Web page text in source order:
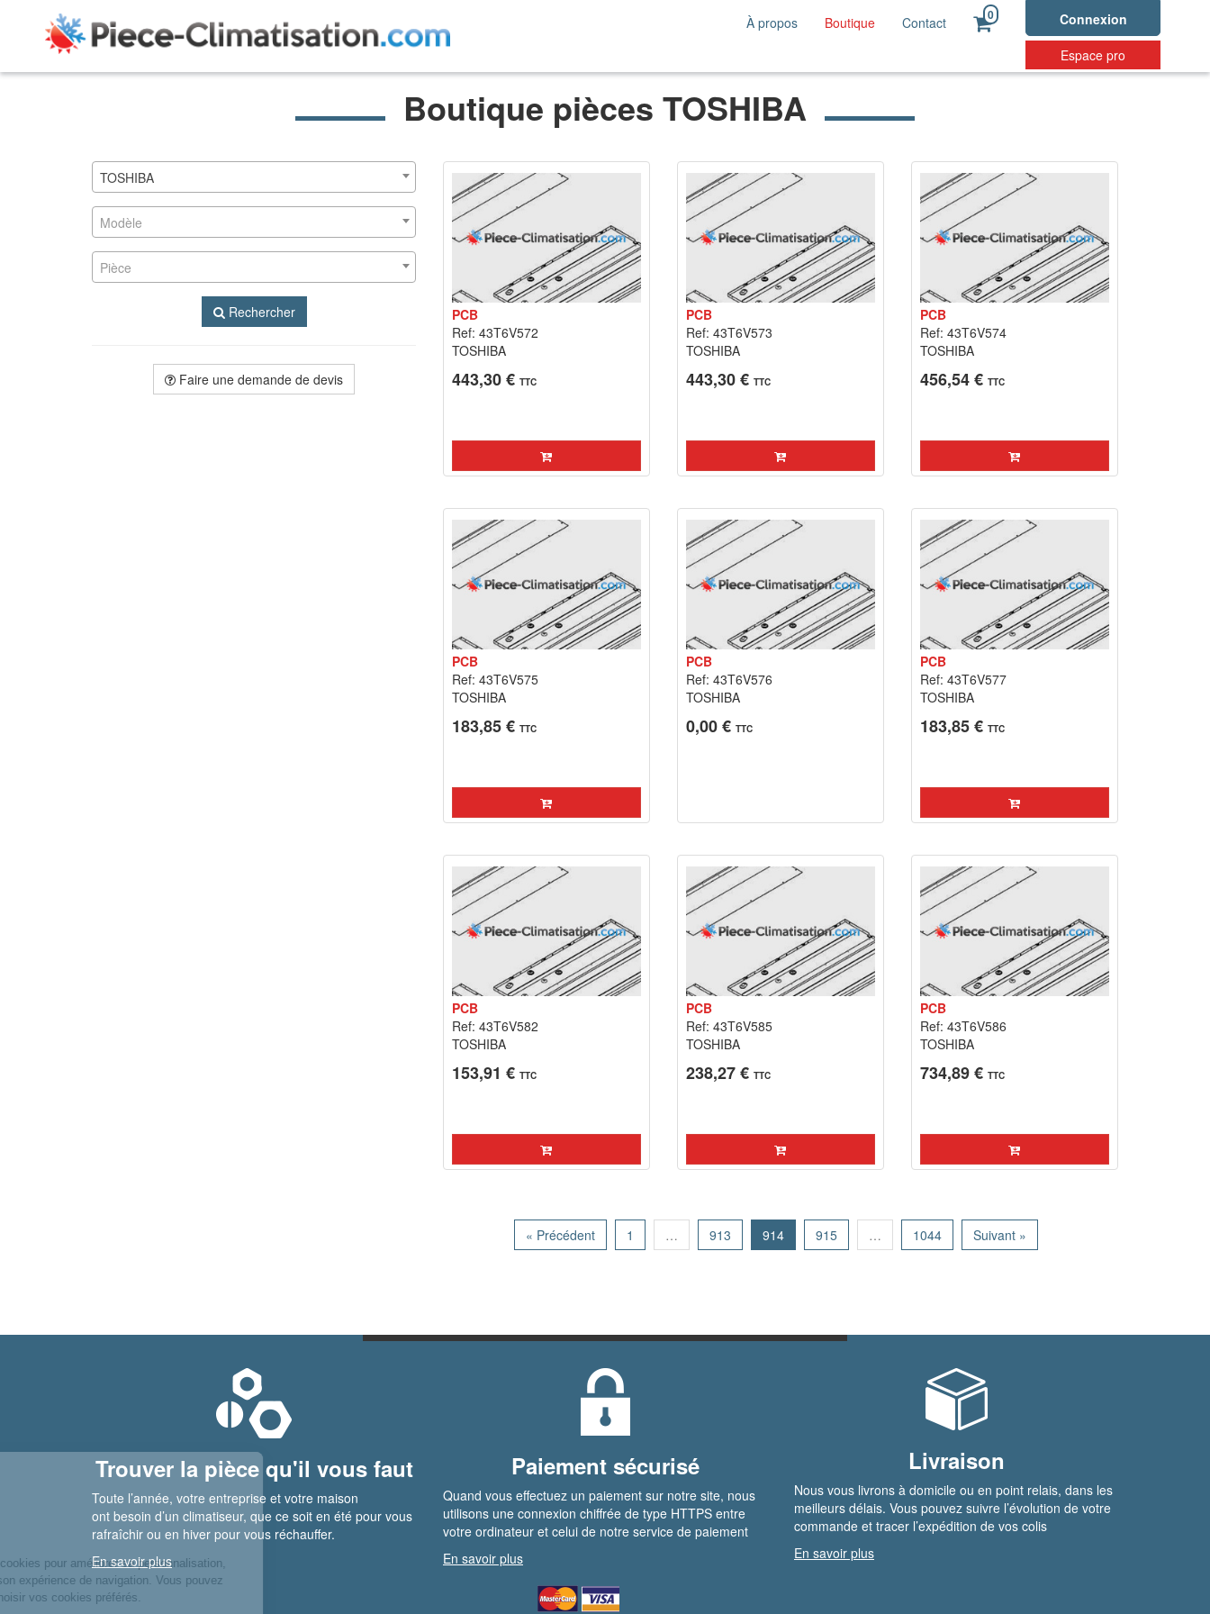
Connexion
Espace pro
À propos Boutique Contact 0
Boutique pièces TOSHIBA
PCB
Ref: 43T6V572
TOSHIBA
443,30 € TTC
PCB
Ref: 43T6V573
TOSHIBA
443,30 € TTC
PCB
Ref: 43T6V574
TOSHIBA
456,54 € TTC
PCB
Ref: 43T6V575
TOSHIBA
183,85 € TTC
PCB
Ref: 43T6V576
TOSHIBA
0,00 € TTC
PCB
Ref: 43T6V577
TOSHIBA
183,85 € TTC
PCB
Ref: 43T6V582
TOSHIBA
153,91 € TTC
PCB
Ref: 43T6V585
TOSHIBA
238,27 € TTC
PCB
Ref: 43T6V586
TOSHIBA
734,89 € TTC
« Précédent 1 … 913 914 915 … 1044 Suivant »
TOSHIBA
Modèle
Pièce
Rechercher
Faire une demande de devis
Trouver la pièce qu'il vous faut
Toute l’année, votre entreprise et votre maison
ont besoin d’un climatiseur, que ce soit en été pour vous
rafraîchir ou en hiver pour vous réchauffer.
En savoir plus
Paiement sécurisé
Quand vous effectuez un paiement sur notre site, nous
utilisons une connexion chiffrée de type HTTPS entre
votre ordinateur et celui de notre service de paiement
En savoir plus
Livraison
Nous vous livrons à domicile ou en point relais, dans les
meilleurs délais. Vous pouvez suivre l’évolution de votre
commande et tracer l’expédition de vos colis
En savoir plus